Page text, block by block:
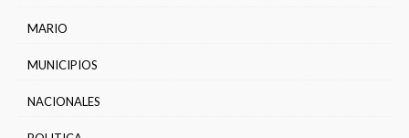
MARIO
MUNICIPIOS
NACIONALES